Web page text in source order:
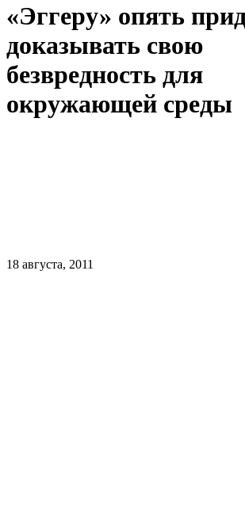
«Эггеру» опять
доказывать свою
безвредность для
окружающей среды
18 августа, 2011